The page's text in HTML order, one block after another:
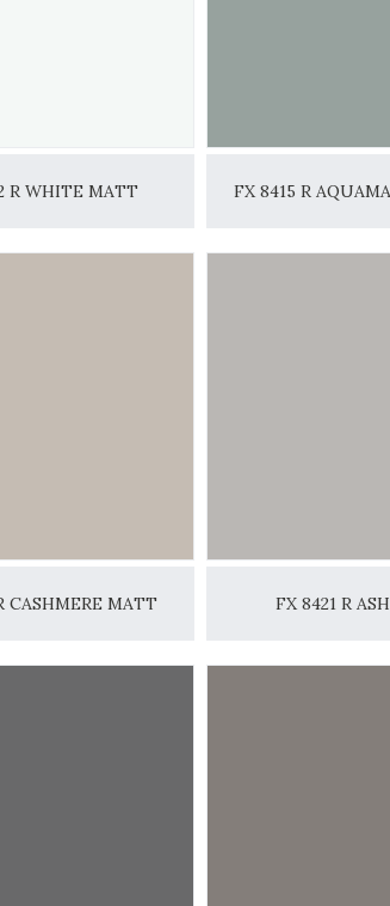
R WHITE MATT FX 8415 R
CASHMERE MATT FX 8421 R